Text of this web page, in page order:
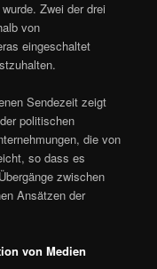
Zwei der drei
von
eingeschaltet
Sendezeit zeigt
politischen
die von
so dass es
zwischen
Ansätzen der
von Medien